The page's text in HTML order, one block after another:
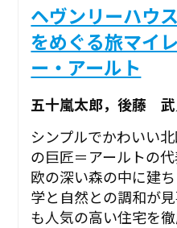
ヘヴンリーハウ
をめぐる旅マイ
ー・アールト
五十嵐太郎，後藤
シンプルでかわいい
の巨匠＝アールトの
欧の深い森の中に建
学と自然との調和が
も人気の高い住宅を徹